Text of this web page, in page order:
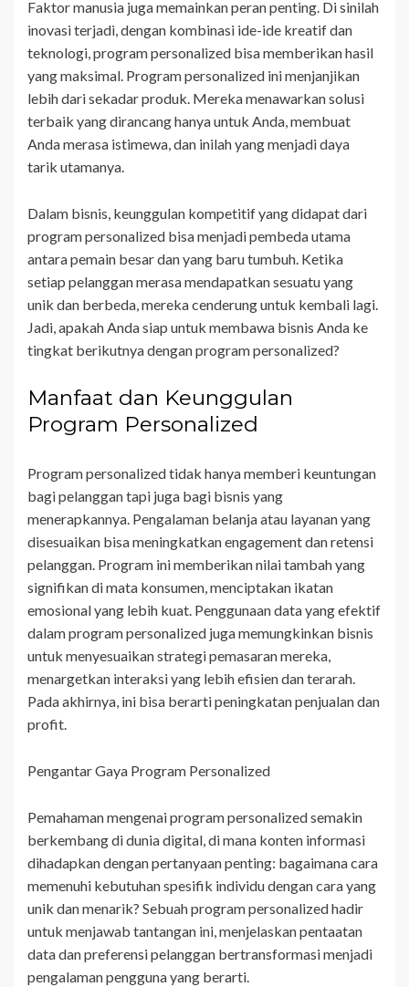
Faktor manusia juga memainkan peran penting. Di sinilah
inovasi terjadi, dengan kombinasi ide-ide kreatif dan
teknologi, program personalized bisa memberikan hasil
yang maksimal. Program personalized ini menjanjikan
lebih dari sekadar produk. Mereka menawarkan solusi
terbaik yang dirancang hanya untuk Anda, membuat
Anda merasa istimewa, dan inilah yang menjadi daya
tarik utamanya.
Dalam bisnis, keunggulan kompetitif yang didapat dari
program personalized bisa menjadi pembeda utama
antara pemain besar dan yang baru tumbuh. Ketika
setiap pelanggan merasa mendapatkan sesuatu yang
unik dan berbeda, mereka cenderung untuk kembali lagi.
Jadi, apakah Anda siap untuk membawa bisnis Anda ke
tingkat berikutnya dengan program personalized?
Manfaat dan Keunggulan
Program Personalized
Program personalized tidak hanya memberi keuntungan
bagi pelanggan tapi juga bagi bisnis yang
menerapkannya. Pengalaman belanja atau layanan yang
disesuaikan bisa meningkatkan engagement dan retensi
pelanggan. Program ini memberikan nilai tambah yang
signifikan di mata konsumen, menciptakan ikatan
emosional yang lebih kuat. Penggunaan data yang efektif
dalam program personalized juga memungkinkan bisnis
untuk menyesuaikan strategi pemasaran mereka,
menargetkan interaksi yang lebih efisien dan terarah.
Pada akhirnya, ini bisa berarti peningkatan penjualan dan
profit.
Pengantar Gaya Program Personalized
Pemahaman mengenai program personalized semakin
berkembang di dunia digital, di mana konten informasi
dihadapkan dengan pertanyaan penting: bagaimana cara
memenuhi kebutuhan spesifik individu dengan cara yang
unik dan menarik? Sebuah program personalized hadir
untuk menjawab tantangan ini, menjelaskan pentaatan
data dan preferensi pelanggan bertransformasi menjadi
pengalaman pengguna yang berarti.